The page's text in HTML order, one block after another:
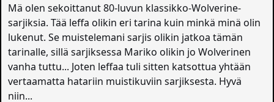
Mä olen sekoittanut 80-luvun klassikko-Wolverine-
sarjiksia. Tää leffa olikin eri tarina kuin minkä minä olin
lukenut. Se muistelemani sarjis olikin jatkoa tämän
tarinalle, sillä sarjiksessa Mariko olikin jo Wolverinen
vanha tuttu... Joten leffaa tuli sitten katsottua yhtään
vertaamatta hatariin muistikuviin sarjiksesta. Hyvä
niin...